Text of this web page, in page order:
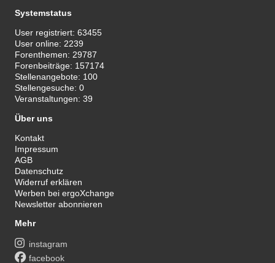
Systemstatus
User registriert:63455
User online: 2239
Forenthemen: 29787
Forenbeiträge: 157174
Stellenangebote: 100
Stellengesuche:0
Veranstaltungen:39
Über uns
Kontakt
Impressum
AGB
Datenschutz
Widerruf erklären
Werben bei ergoXchange
Newsletter abonnieren
Mehr
instagram
facebook